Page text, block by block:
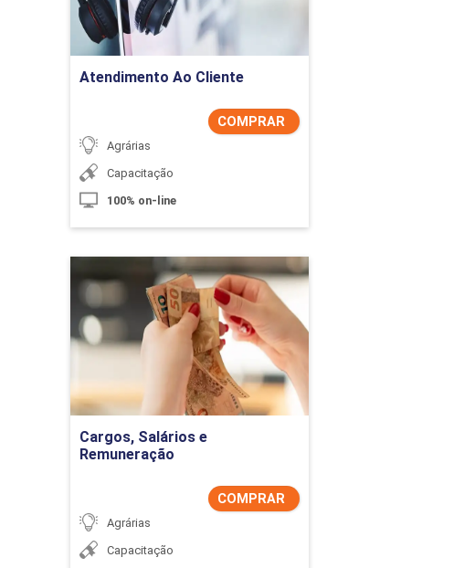
Atendimento Ao Cliente
COMPRAR
Agrárias
Capacitação
100% on-line
Comprar Agora
Cargos, Salários e
Remuneração
COMPRAR
Agrárias
Capacitação
Cargos, Salários e
Remuneração
Detalhes do curso
Comprar Agora